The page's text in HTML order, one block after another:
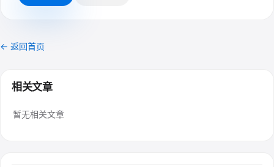
← 返回首页
相关文章
暂无相关文章